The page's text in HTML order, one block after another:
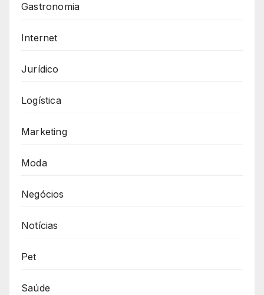
Gastronomia
Internet
Jurídico
Logística
Marketing
Moda
Negócios
Notícias
Pet
Saúde